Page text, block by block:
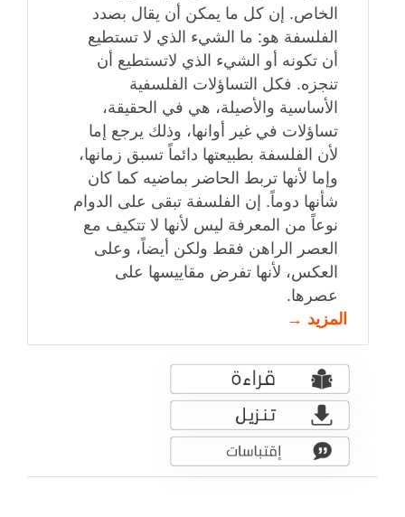
الخاص. إن كل ما يمكن أن يقال بصدد
الفلسفة هو: ما الشيء الذي لا تستطيع
أن تكونه أو الشيء الذي لاتستطيع أن
تنجزه. فكل التساؤلات الفلسفية
الأساسية والأصيلة، هي في الحقيقة،
تساؤلات في غير أوانها، وذلك يرجع إما
لأن الفلسفة بطبيعتها دائماً تسبق زمانها،
وإما لأنها تربط الحاضر بماضيه كما كان
شأنها دوماً. إن الفلسفة تبقى على الدوام
نوعاً من المعرفة ليس لأنها لا تتكيف مع
العصر الراهن فقط ولكن أيضاً، وعلى
العكس، لأنها تفرض مقاييسها على
عصرها.
المزيد →